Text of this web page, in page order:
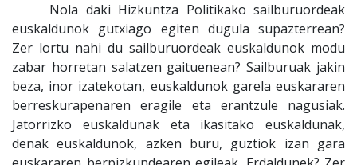
Nola daki Hizkuntza Politikako sailburuordeak
euskaldunok gutxiago egiten dugula supazterrean?
Zer lortu nahi du sailburuordeak euskaldunok modu
zabar horretan salatzen gaituenean? Sailburuak jakin
beza, inor izatekotan, euskaldunok garela euskararen
berreskurapenaren eragile eta erantzule nagusiak.
Jatorrizko euskaldunak eta ikasitako euskaldunak,
denak euskaldunok, azken buru, guztiok izan gara